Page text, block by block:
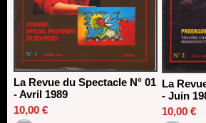
La Revue du Spectacle N° 01
- Avril 1989
10,00 €
La
- Juin
10,00 €